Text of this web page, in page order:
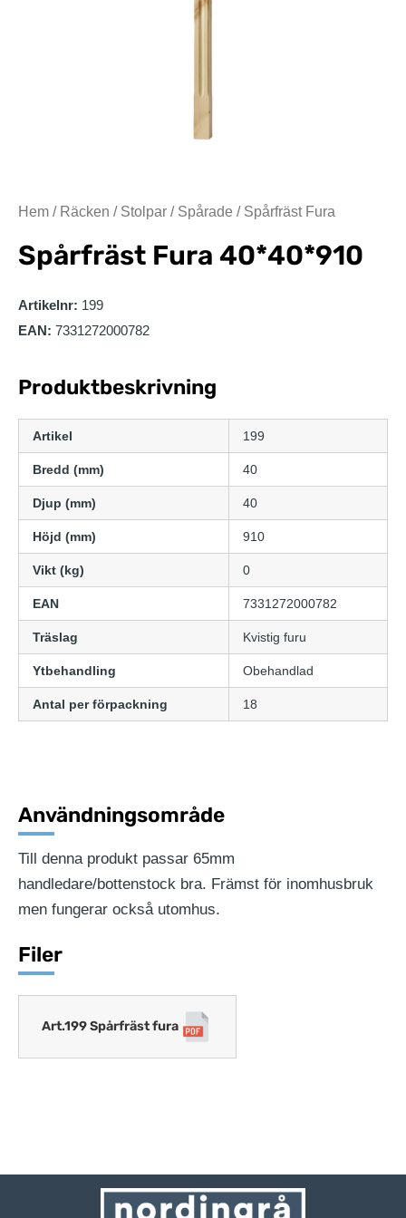
Hem / Räcken / Stolpar / Spårade / Spårfräst Fura
Spårfräst Fura 40*40*910
Artikelnr: 199
EAN: 7331272000782
Produktbeskrivning
Artikel 199
Bredd (mm) 40
Djup (mm) 40
Höjd (mm) 910
Vikt (kg) 0
EAN 7331272000782
Träslag Kvistig furu
Ytbehandling Obehandlad
Antal per förpackning 18
Användningsområde
Till denna produkt passar 65mm
handledare/bottenstock bra. Främst för inomhusbruk
men fungerar också utomhus.
Filer
Art.199 Spårfräst fura